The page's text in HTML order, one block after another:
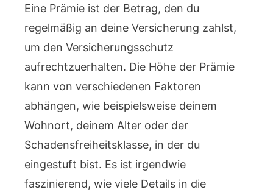
Eine Prämie ist der Betrag, den du
regelmäßig an deine Versicherung zahlst,
um den Versicherungsschutz
aufrechtzuerhalten. Die Höhe der Prämie
kann von verschiedenen Faktoren
abhängen, wie beispielsweise deinem
Wohnort, deinem Alter oder der
Schadensfreiheitsklasse, in der du
eingestuft bist. Es ist irgendwie
faszinierend, wie viele Details in die